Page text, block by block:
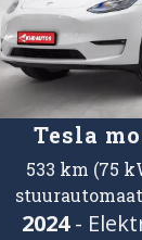
Tesla
533 km (75
2024-